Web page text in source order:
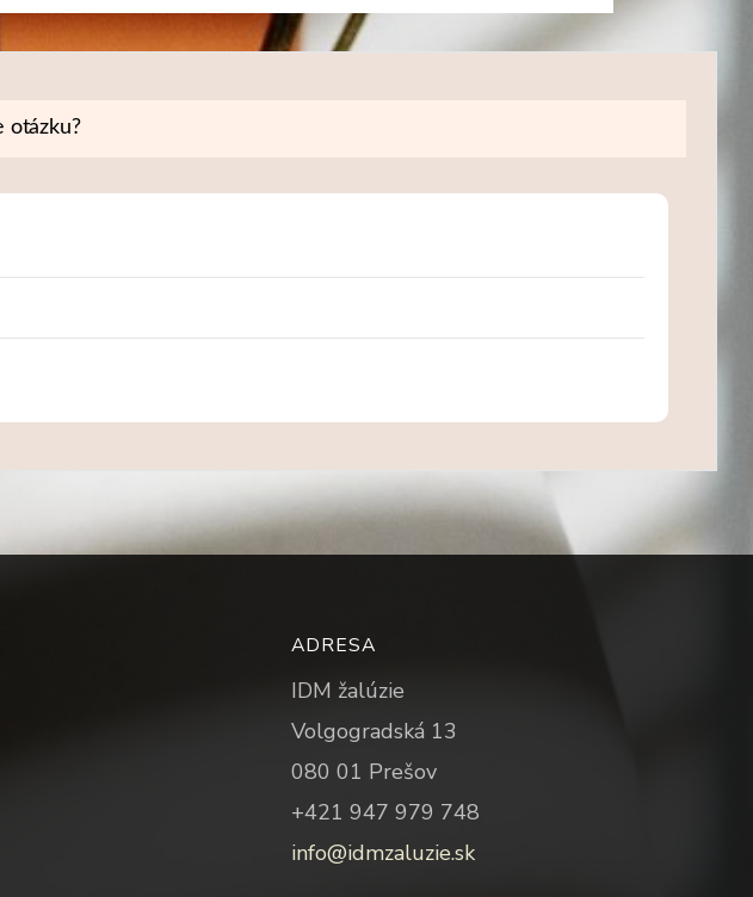
otázku?
ADRESA
IDM žalúzie
Volgogradská 13
080 01 Prešov
+421 947 979 748
info@idmzaluzie.sk